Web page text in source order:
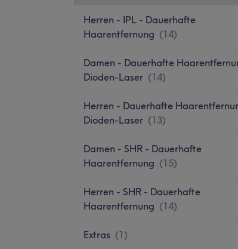
Herren - IPL - Dauerhafte
Haarentfernung (14)
Damen - Dauerhafte
Dioden-Laser (14)
Herren - Dauerhafte
Dioden-Laser (13)
Damen - SHR - Dauerhafte
Haarentfernung (15)
Herren - SHR - Dauerhafte
Haarentfernung (14)
Extras (1)